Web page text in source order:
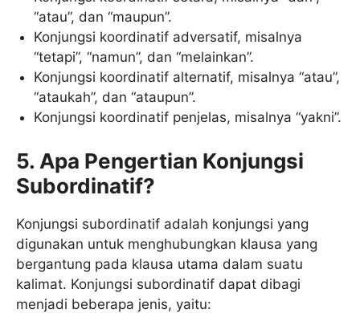
“atau”, dan “maupun”.
Konjungsi koordinatif adversatif, misalnya
“tetapi”, “namun”, dan “melainkan”.
Konjungsi koordinatif alternatif, misalnya “atau”,
“ataukah”, dan “ataupun”.
Konjungsi koordinatif penjelas, misalnya “yakni”.
5. Apa Pengertian Konjungsi
Subordinatif?
Konjungsi subordinatif adalah konjungsi yang
digunakan untuk menghubungkan klausa yang
bergantung pada klausa utama dalam suatu
kalimat. Konjungsi subordinatif dapat dibagi
menjadi beberapa jenis, yaitu: